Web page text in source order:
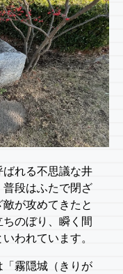
ばれる不思議な井
普段はふたで閉ざ
が攻めてきたと
のぼり、瞬く間
われています。
「霧隠城（きりが